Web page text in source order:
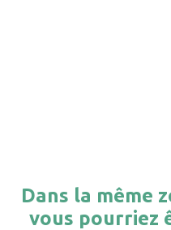
Dans la même
vous pourriez